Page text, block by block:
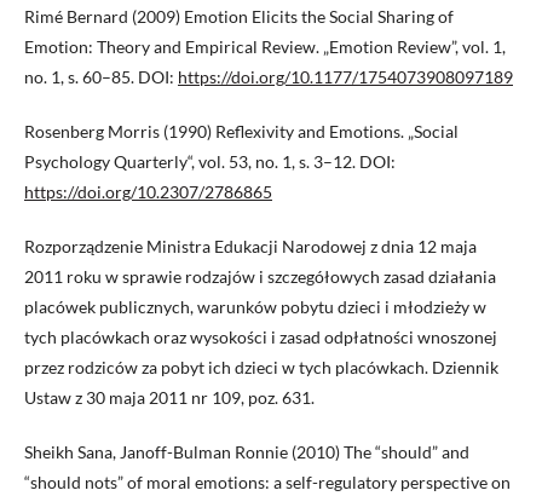
Rimé Bernard (2009) Emotion Elicits the Social Sharing of
Emotion: Theory and Empirical Review. „Emotion Review”, vol. 1,
no. 1, s. 60–85. DOI: https://doi.org/10.1177/1754073908097189
Rosenberg Morris (1990) Reflexivity and Emotions. „Social
Psychology Quarterly“, vol. 53, no. 1, s. 3–12. DOI:
https://doi.org/10.2307/2786865
Rozporządzenie Ministra Edukacji Narodowej z dnia 12 maja
2011 roku w sprawie rodzajów i szczegółowych zasad działania
placówek publicznych, warunków pobytu dzieci i młodzieży w
tych placówkach oraz wysokości i zasad odpłatności wnoszonej
przez rodziców za pobyt ich dzieci w tych placówkach. Dziennik
Ustaw z 30 maja 2011 nr 109, poz. 631.
Sheikh Sana, Janoff-Bulman Ronnie (2010) The “should” and
“should nots” of moral emotions: a self-regulatory perspective on